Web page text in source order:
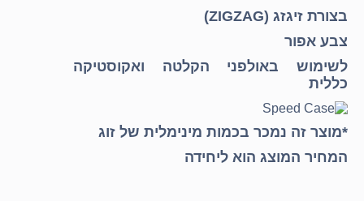
בצורת זיגזג (ZIGZAG)
צבע אפור
לשימוש באולפני הקלטה ואקוסטיקה
כללית
*מוצר זה נמכר בכמות מינימלית של זוג
המחיר המוצג הוא ליחידה